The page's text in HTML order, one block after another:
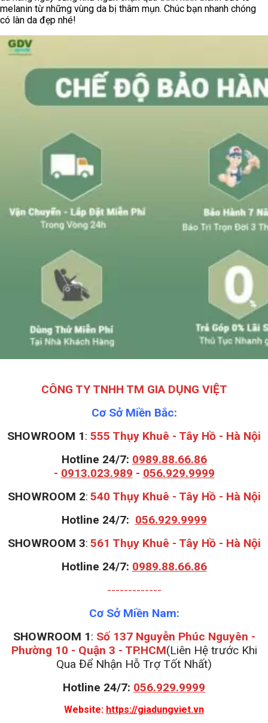
melanin từ những vùng da bị thâm mụn. Chúc bạn nhanh chóng
có làn da đẹp nhé!
CÔNG TY TNHH TM GIA DỤNG VIỆT
Cơ Sở Miền Bắc:
SHOWROOM 1: 555 Thụy Khuê - Tây Hồ - Hà Nội
Hotline 24/7: 0989.88.66.86
- 0913.023.989 - 056.929.9999
SHOWROOM 2: 540 Thụy Khuê - Tây Hồ - Hà Nội
Hotline 24/7: 056.929.9999
SHOWROOM 3: 561 Thụy Khuê - Tây Hồ - Hà Nội
Hotline 24/7: 0989.88.66.86
-------------
Cơ Sở Miền Nam:
SHOWROOM 1: Số 137 Nguyễn Phúc Nguyên -
Phường 10 - Quận 3 - TP.HCM(Liên Hệ trước Khi
Qua Để Nhận Hỗ Trợ Tốt Nhất)
Hotline 24/7: 056.929.9999
Website: https://giadungviet.vn